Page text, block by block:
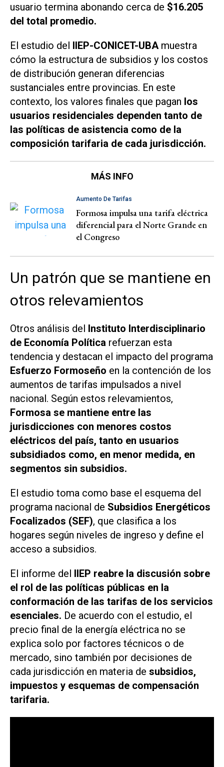
usuario termina abonando cerca de $16.205
del total promedio.
El estudio del IIEP-CONICET-UBAmuestra
cómo la estructura de subsidios y los costos
de distribución generan diferencias
sustanciales entre provincias. En este
contexto, los valores finales que pagan los
usuarios residenciales dependen tanto de
las políticas de asistencia como de la
composición tarifaria de cada jurisdicción.
MÁS INFO
Aumento De Tarifas
Formosa impulsa una tarifa eléctrica
diferencial para el Norte Grande en
el Congreso
Un patrón que se mantiene en
otros relevamientos
Otros análisis del
Instituto Interdisciplinario
de Economía Política refuerzan esta
tendencia y destacan el impacto del programa
Esfuerzo Formoseño en la contención de los
aumentos de tarifas impulsados a nivel
nacional. Según estos relevamientos,
Formosa se mantiene entre las
jurisdicciones con menores costos
eléctricos del país, tanto en usuarios
subsidiados como, en menor medida, en
segmentos sin subsidios.
El estudio toma como base el esquema del
programa nacional de Subsidios Energéticos
Focalizados (SEF), que clasifica a los
hogares según niveles de ingreso y define el
acceso a subsidios.
El informe del IIEP reabre la discusión sobre
el rol de las políticas públicas en la
conformación de las tarifas de los servicios
esenciales. De acuerdo con el estudio, el
precio final de la energía eléctrica no se
explica solo por factores técnicos o de
mercado, sino también por decisiones de
cada jurisdicción en materia de subsidios,
impuestos y esquemas de compensación
tarifaria.